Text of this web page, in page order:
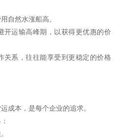
自然水涨船高。
开运输高峰期，以获得更优惠的价
关系，往往能享受到更稳定的价格
成本，是每个企业的追求。